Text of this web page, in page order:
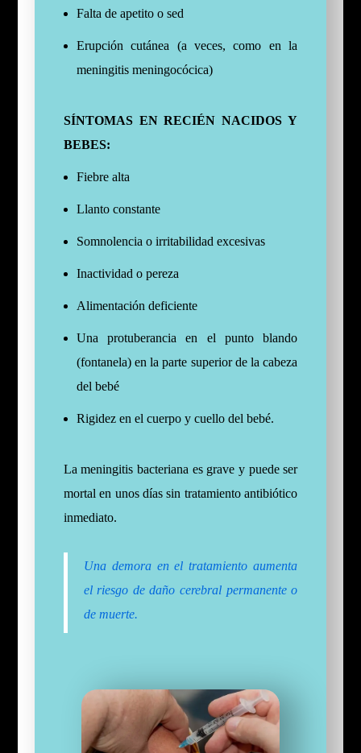
Falta de apetito o sed
Erupción cutánea (a veces, como en la
meningitis meningocócica)
SÍNTOMAS EN RECIÉN NACIDOS Y
BEBES:
Fiebre alta
Llanto constante
Somnolencia o irritabilidad excesivas
Inactividad o pereza
Alimentación deficiente
Una protuberancia en el punto blando
(fontanela) en la parte superior de la cabeza
del bebé
Rigidez en el cuerpo y cuello del bebé.
La meningitis bacteriana es grave y puede ser
mortal en unos días sin tratamiento antibiótico
inmediato.
Una demora en el tratamiento aumenta
el riesgo de daño cerebral permanente o
de muerte.